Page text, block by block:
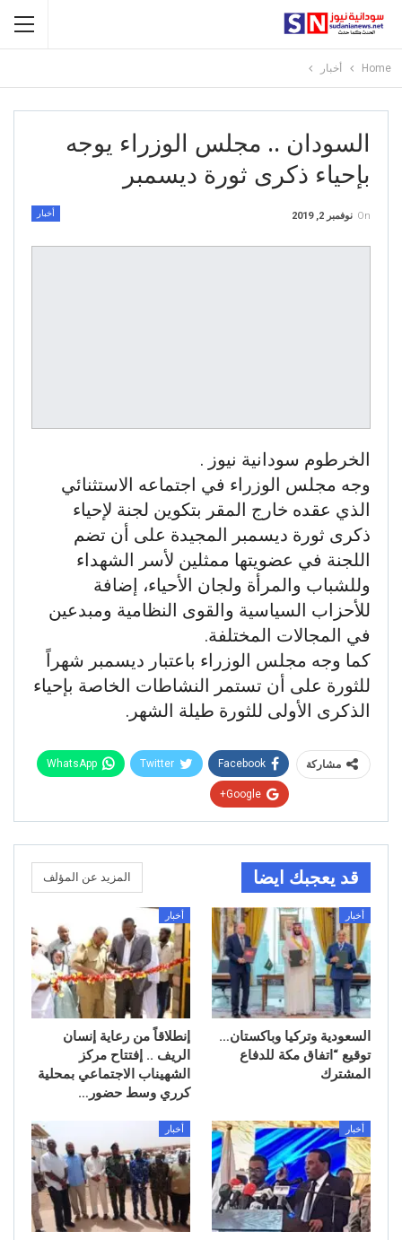
Home أخبار
السودان .. مجلس الوزراء يوجه
بإحياء ذكرى ثورة ديسمبر
أخبار On نوفمبر 2, 2019
الخرطوم سودانية نيوز .
وجه مجلس الوزراء في اجتماعه الاستثنائي
الذي عقده خارج المقر بتكوين لجنة لإحياء
ذكرى ثورة ديسمبر المجيدة على أن تضم
اللجنة في عضويتها ممثلين لأسر الشهداء
وللشباب والمرأة ولجان الأحياء، إضافة
للأحزاب السياسية والقوى النظامية ومبدعين
في المجالات المختلفة.
كما وجه مجلس الوزراء باعتبار ديسمبر شهراً
للثورة على أن تستمر النشاطات الخاصة بإحياء
الذكرى الأولى للثورة طيلة الشهر.
مشاركة Facebook
Twitter
WhatsApp
Google+
قد يعجبك ايضا المزيد عن المؤلف
أخبار
السعودية وتركيا وباكستان…
توقيع “اتفاق مكة للدفاع
المشترك
أخبار
إنطلاقاً من رعاية إنسان
الريف .. إفتتاح مركز
الشهيناب الاجتماعي بمحلية
كرري وسط حضور…
أخبار أخبار